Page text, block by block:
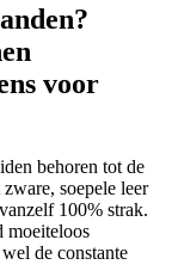
voor
behoren tot de
soepele leer
100% strak.
moeiteloos
de constante